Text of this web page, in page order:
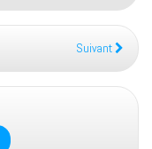
Suivant